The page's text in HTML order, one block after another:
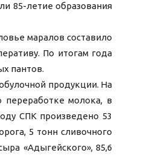
85-летие образования
маралов составило
По итогам года
пантов.
продукции. На
переработке молока, в
СПК произведено 53
5 тонн сливочного
«Адыгейского», 85,6